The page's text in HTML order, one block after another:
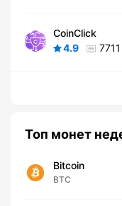
CoinClick
4.9
7711
Топ монет
Bitcoin
BTC